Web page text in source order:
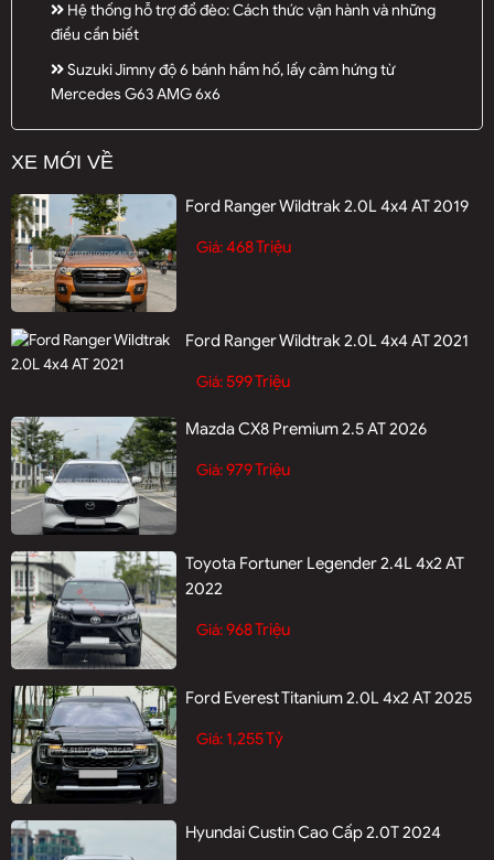
Hệ thống hỗ trợ đổ đèo: Cách thức vận hành và những
điều cần biết
Suzuki Jimny độ 6 bánh hầm hố, lấy cảm hứng từ
Mercedes G63 AMG 6x6
XE MỚI VỀ
Ford Ranger Wildtrak 2.0L 4x4 AT 2019
Giá:468 Triệu
Ford Ranger Wildtrak 2.0L 4x4 AT 2021
Giá:599 Triệu
Mazda CX8 Premium 2.5 AT 2026
Giá:979 Triệu
Toyota Fortuner Legender 2.4L 4x2 AT
2022
Giá:968 Triệu
Ford Everest Titanium 2.0L 4x2 AT 2025
Giá: 1,255 Tỷ
Hyundai Custin Cao Cấp 2.0T 2024